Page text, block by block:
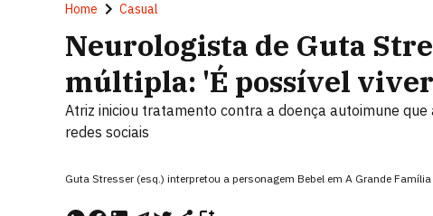
Home Casual
Neurologista de Guta
múltipla: 'É possível
Atriz iniciou tratamento contra a doença autoimune
redes sociais
Guta Stresser (esq.) interpretou a personagem Bebel em A Grande